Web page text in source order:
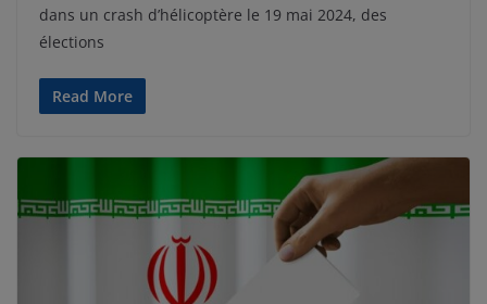
dans un crash d’hélicoptère le 19 mai 2024, des
élections
Read More